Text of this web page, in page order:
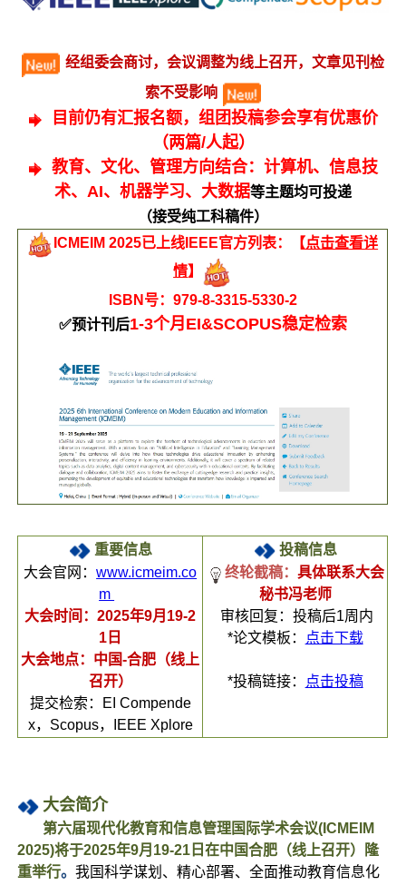
经组委会商讨，会议调整为线上召开，文章见刊检
索不受影响
目前仍有汇报名额， 组团投稿参会享有优惠价
（两篇/人起）
教育、文化、管理方向结合：计算机、信息技
术、AI、机器学习、大数据等主题均可投递
（接受纯工科稿件）
ICMEIM 2025已上线IEEE官方列表：【点击查看详
情】
ISBN号：979-8-3315-5330-2
✅预计刊后1-3个月EI&SCOPUS稳定检索
重要信息
大会官网：www.icmeim.co
m
大会时间：2025年9月19-2
1日
大会地点：中国-合肥（线上
召开）
提交检索：EI Compende
x，Scopus，IEEE Xplore
投稿信息
终轮截稿： 具体联系大会
秘书冯老师
审核回复：投稿后1周内
*论文模板：
点击下载
*投稿链接： 点击投稿
大会简介
第六届现代化教育和信息管理国际学术会议(ICMEIM
2025)将于2025年9月19-21日在中国合肥（线上召开）隆
重举行。我国科学谋划、精心部署、全面推动教育信息化